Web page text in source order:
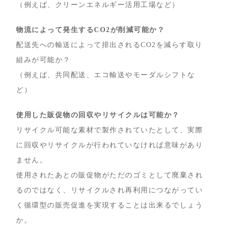
（例えば、クリーンエネルギー活用工場など）
物流によって発生するCO2が削減可能か？
配送先への輸送によって排出されるCO2を減らす取り
組みが可能か？
（例えば、共同配送、エコ輸送やモーダルシフトな
ど）
使用した販促物の回収やリサイクルは可能か？
リサイクル可能な素材で製作されていたとして、実際
に回収やリサイクルが行われていなければ意味があり
ません。
使用されたあとの販促物がただのゴミとして廃棄され
るのではなく、リサイクルされ再利用につながってい
く循環型の販売促進を実現することは出来るでしょう
か。